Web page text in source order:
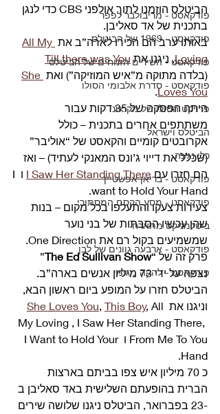
פודקאסט - מריבולבר לפפר
פודקאסט - 1969 של הביטלס
פודקאסט - השירים הזנוחים של הביטלס
פודקאסט - סדרת אלבומי הסולו
פרויקט הסולו של מקרטני
הביטלס וישראל
כלי נגינה
פודקאסט - בריאן אפשטיין
פודקאסט - מסע הקסם המסתורי
ביטלמניקס מתארח
פודקאסט - ארבעה גוונים של לבן
פודקאסט - להקה מגומי
הביטלס הוזמנו לתוך אולפני CBS כדי לנגן
בתכנית של אד סאליבן.
באותו ערב הם הכירו לארה”ב את All My
Loving, ניגנו את Till there was You
(בלדה מתוקה מ”איש המוזיקה”) ואת She
Loves You
.
היתה הפסקה של 35 דקות עבור
משתתפים אחרים בתכנית – כולל
אקרובטים קומיים והקאסט של “אוליבר”
(שכלל את דייוי ג’ונס המאנקי לעתיד) – ואז
הם חזרו עם I Saw Her Standing There
ו I
want to Hold Your Hand.
צעירות צעקו והתעלפו בכל מקום – בנות
שהן עכשיו הסבתות של בני נוער
שמשמיעים בקול רם את One Direction.
פרק זה של “The Ed Sullivan Show
”
נצפה על ידי 73 מיליון אנשים בארה”ב.
הביטלס חזרו על המופע ביום ראשון הבא,
וניגנו את
She Loves You, This Boy, All
My Loving , I Saw Her Standing There,
From Me To You ו I Want to Hold Your
Hand.
כ 70 מיליון איש צפו בביתם בארצות
הברית בהופעתם השלישית באד סאליבן ב
-23 בפברואר, הביטלס ניגנו שלושה שירים